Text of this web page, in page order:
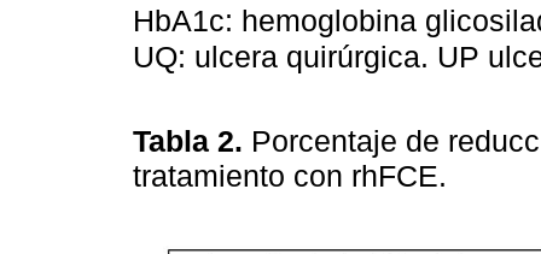
HbA1c: hemoglobina
UQ: ulcera quirúrgica. UP
Tabla 2. Porcentaje de
tratamiento con rhFCE.